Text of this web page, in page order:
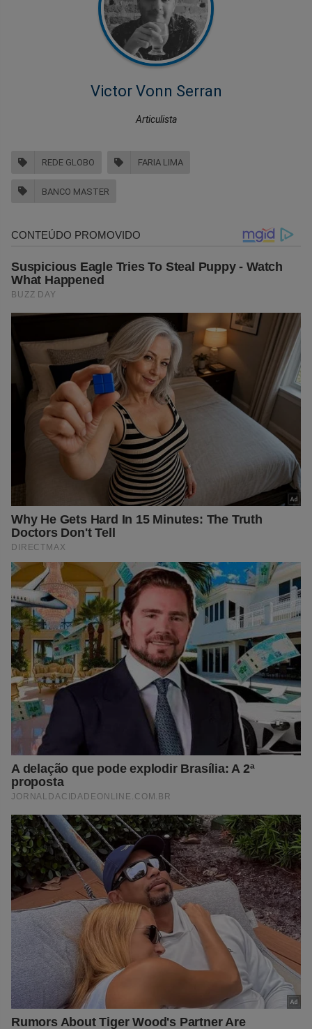
Victor Vonn Serran
Articulista
REDE GLOBO FARIA LIMA
BANCO MASTER